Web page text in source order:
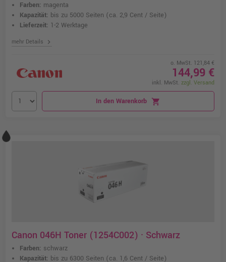
Farben: magenta
Kapazität: bis zu 5000 Seiten (ca. 2,9 Cent / Seite)
Lieferzeit: 1-2 Werktage
mehr Details chevron_right
o. MwSt. 121,84 €
144,99 €
inkl. MwSt. zzgl. Versand
In den Warenkorb shopping_cart
Canon 046H Toner (1254C002) · Schwarz
Farben: schwarz
Kapazität: bis zu 6300 Seiten (ca. 1,6 Cent / Seite)